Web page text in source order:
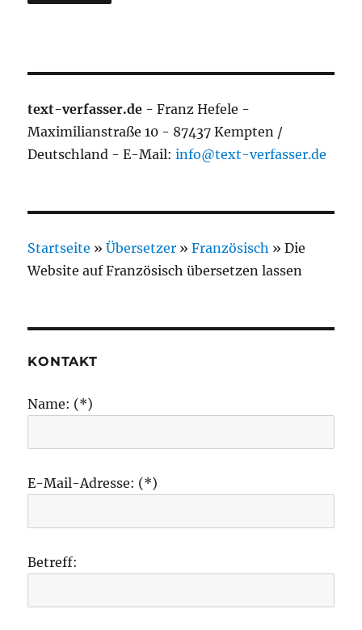
text-verfasser.de - Franz Hefele -
Maximilianstraße 10 - 87437 Kempten /
Deutschland - E-Mail:info@text-verfasser.de
Startseite »Übersetzer »Französisch »Die
Website auf Französisch übersetzen lassen
KONTAKT
Name: (*)
E-Mail-Adresse: (*)
Betreff: